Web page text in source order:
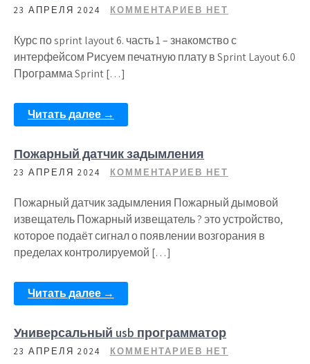
23 АПРЕЛЯ 2024 КОММЕНТАРИЕВ НЕТ
Курс по sprint layout 6. часть 1 – знакомство с
интерфейсом Рисуем печатную плату в Sprint Layout 6.0
Программа Sprint […]
Читать далее →
Пожарный датчик задымления
23 АПРЕЛЯ 2024 КОММЕНТАРИЕВ НЕТ
Пожарный датчик задымления Пожарный дымовой
извещатель Пожарный извещатель ? это устройство,
которое подаёт сигнал о появлении возгорания в
пределах контролируемой […]
Читать далее →
Универсальный usb программатор
23 АПРЕЛЯ 2024 КОММЕНТАРИЕВ НЕТ